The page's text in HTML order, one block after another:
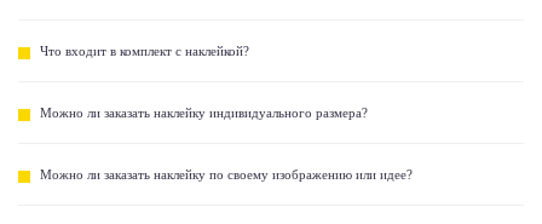
Что входит в комплект с наклейкой?
Можно ли заказать наклейку индивидуального размера?
Можно ли заказать наклейку по своему изображению или идее?